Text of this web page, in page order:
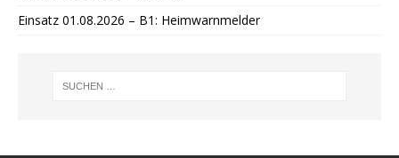
Einsatz 01.08.2026 – B1: Heimwarnmelder